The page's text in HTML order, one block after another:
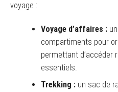
voyage :
Voyage d’affaires :
compartiments pour
permettant d’accéder
essentiels.
Trekking : un sac de